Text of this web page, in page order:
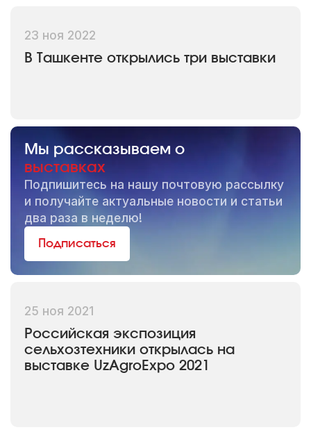
23 ноя 2022
В Ташкенте открылись три выставки
25 ноя 2021
Российская экспозиция
сельхозтехники открылась на
выставке UzAgroExpo 2021
Мы рассказываем о
выставках
Подпишитесь на нашу почтовую рассылку
и получайте актуальные новости и статьи
два раза в неделю!
Подписаться